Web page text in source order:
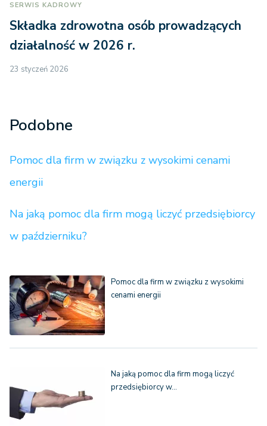
SERWIS KADROWY
Składka zdrowotna osób prowadzących
działalność w 2026 r.
23 styczeń 2026
Podobne
Pomoc dla firm w związku z wysokimi cenami
energii
Na jaką pomoc dla firm mogą liczyć przedsiębiorcy
w październiku?
Pomoc dla firm w związku z wysokimi
cenami energii
Na jaką pomoc dla firm mogą liczyć
przedsiębiorcy w…